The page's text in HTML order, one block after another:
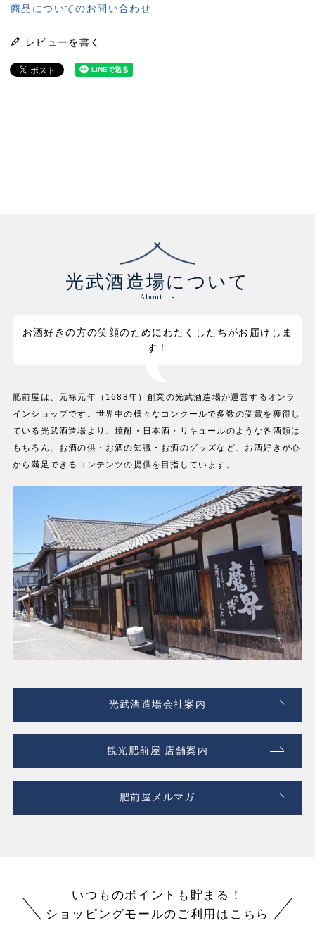
商品についてのお問い合わせ
レビューを書く
光武酒造場について
About us
お酒好きの方の笑顔のためにわたくしたちがお届けしま
す！
肥前屋は、元禄元年（1688年）創業の光武酒造場が運営するオンラ
インショップです。世界中の様々なコンクールで多数の受賞を獲得し
ている光武酒造場より、焼酎・日本酒・リキュールのような各酒類は
もちろん、お酒の供・お酒の知識・お酒のグッズなど、お酒好きが心
から満足できるコンテンツの提供を目指しています。
光武酒造場会社案内
観光肥前屋 店舗案内
肥前屋メルマガ
いつものポイントも貯まる！
ショッピングモールのご利用はこちら